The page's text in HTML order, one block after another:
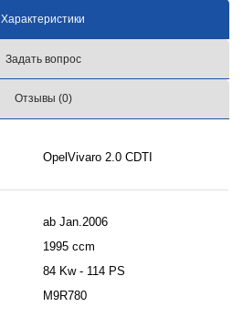
Характеристики
Задать вопрос
Отзывы (0)
OpelVivaro 2.0 CDTI
ab Jan.2006
1995 ccm
84 Kw - 114 PS
M9R780